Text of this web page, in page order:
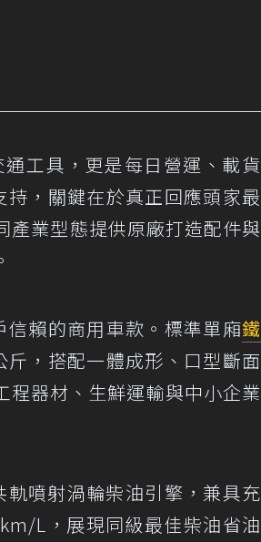
工具，更是每日營運、載貨
持，關鍵在於真正回應頭家最
產業型態提供原廠打造配件與
信賴的商用車款。標準單廂鐵
，搭配一體成形、口型斷面
器材、生鮮運輸與中小企業
軌噴射渦輪柴油引擎，兼具充
L，展現同級最佳柴油省油